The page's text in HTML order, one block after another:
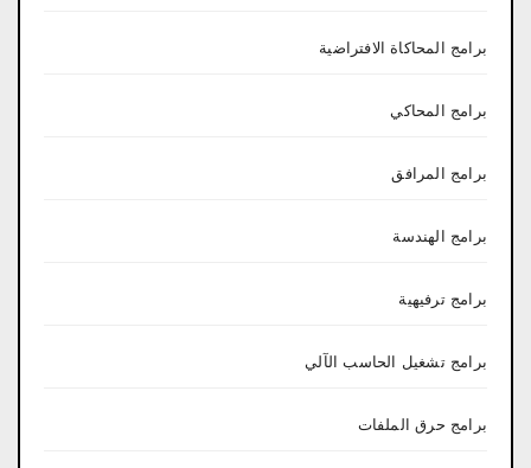
برامج المحاكاة الافتراضية
برامج المحاكي
برامج المرافق
برامج الهندسة
برامج ترفيهية
برامج تشغيل الحاسب الآلي
برامج حرق الملفات